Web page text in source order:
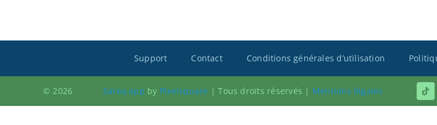
Support Contact Conditions générales d’utilisation
© 2026 Sarea.app by Pixelsquare |Tous droits réservés | Mentions légales